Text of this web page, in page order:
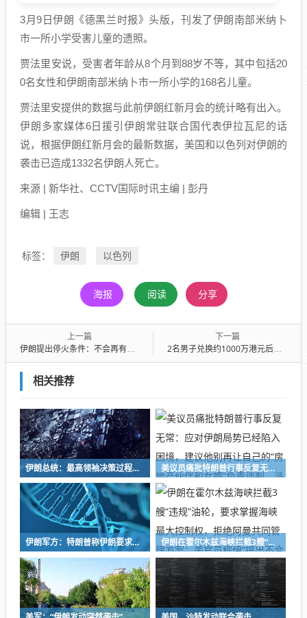
3月9日伊朗《德黑兰时报》头版，刊发了伊朗南部米纳卜
市一所小学受害儿童的遗照。
贾法里安说，受害者年龄从8个月到88岁不等，其中包括20
0名女性和伊朗南部米纳卜市一所小学的168名儿童。
贾法里安提供的数据与此前伊朗红新月会的统计略有出入。
伊朗多家媒体6日援引伊朗常驻联合国代表伊拉瓦尼的话
说，根据伊朗红新月会的最新数据，美国和以色列对伊朗的
袭击已造成1332名伊朗人死亡。
来源 | 新华社、CCTV国际时讯主编 | 彭丹
编辑 | 王志
标签： 伊朗 以色列
海报 阅读 分享
上一篇
伊朗提出停火条件：不会再有进一步的侵略行为
下一篇
2名男子兑换约1000万港元后在香港地铁站突遭抢劫，抢劫者各手持一把约40厘米厨房刀具作案！警方：已抓5人
相关推荐
伊朗总统：最高领袖决策过程遭人利用 美议员痛批特朗普行事反复无常：应对伊朗局势已经陷入困境，建议他别再让自己的“房地产伙伴和女婿”负责谈判，派些真正懂的人
伊朗军方：特朗普称伊朗要求停止攻击是谎言，“无论他继续侵略还是退缩，我们的部队都处于最高戒备状态” 伊朗在霍尔木兹海峡拦截3艘“违规”油轮，要求掌握海峡最大控制权，拒绝阿曼共同管理方案；美官员称伊“提出不合理要求，企图得寸进尺”